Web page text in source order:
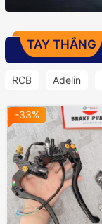
TAY THẮNG
RCB Adelin
-33%